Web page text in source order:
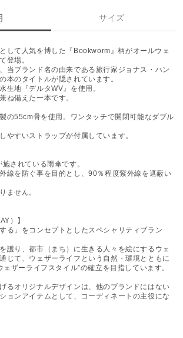
サイズ
して人気を博した『Bookworm』柄がオールウェ
登場。
当ブランド名の由来である旅行家ジョナス・ハン
本のタイトルが隠されています。
生地『デルタWV』を使用。
ね備えた一本です。
の55cm骨を使用。ワンタッチで開閉可能なダブル
やすいストラップが付属しています。
されている雨傘です。
線を防ぐ事を目的とし、90％程度紫外線を遮蔽い
ません。
）】
る」をコンセプトとしたスペシャリティブラン
護り、都市（まち）に生きる人々を絵にするウェ
じて、ウェザーライフという自然・環境とともに
ザーライフスタイル”の確立を目指しています。
るオリジナルデザインは、他のブランドにはない
ョンアイテムとして、コーディネートの主役にな